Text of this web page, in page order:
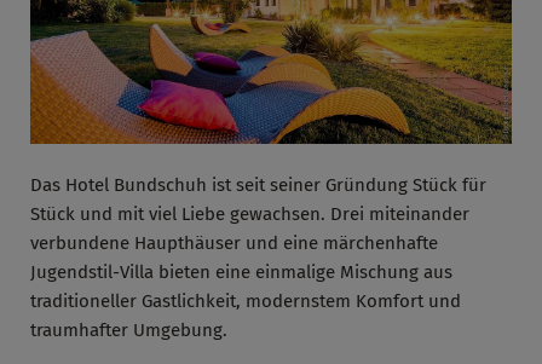
Das Hotel Bundschuh ist seit seiner Gründung Stück für
Stück und mit viel Liebe gewachsen. Drei miteinander
verbundene Haupthäuser und eine märchenhafte
Jugendstil-Villa bieten eine einmalige Mischung aus
traditioneller Gastlichkeit, modernstem Komfort und
traumhafter Umgebung.